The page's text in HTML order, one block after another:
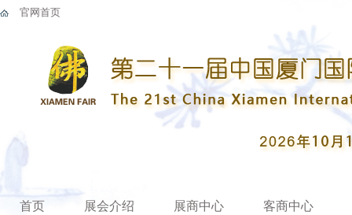
官网首页
首页 展会介绍 展商中心 客商中心